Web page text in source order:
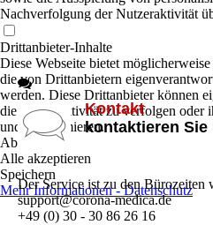
Kontakt
kontaktieren Sie
Der Service ist zu den Bürozeiten
support@corona-medica.de
+49 (0) 30 - 30 86 26 16
Nachverfolgung der Nutzeraktivität
Drittanbieter-Inhalte
Diese Webseite bietet
die von Drittanbietern
werden. Diese Drittanbieter können
die Nutzeraktivität zu verfolgen oder
und zu optimieren.
Ablehnen
Alle akzeptieren
Speichern
Mehr Informationen - Datenschutz